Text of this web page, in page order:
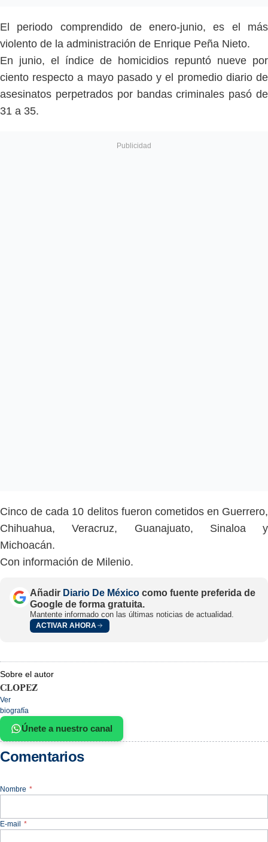
El periodo comprendido de enero-junio, es el más
violento de la administración de Enrique Peña Nieto.
En junio, el índice de homicidios repuntó nueve por
ciento respecto a mayo pasado y el promedio diario de
asesinatos perpetrados por bandas criminales pasó de
31 a 35.
Cinco de cada 10 delitos fueron cometidos en Guerrero,
Chihuahua, Veracruz, Guanajuato, Sinaloa y
Michoacán.
Con información de Milenio.
Añadir Diario De México como fuente preferida de
Google de forma gratuita.
Mantente informado con las últimas noticias de actualidad.
ACTIVAR AHORA
Sobre el autor
CLOPEZ
Ver
biografía
Únete a nuestro canal
Comentarios
Nombre *
E-mail *